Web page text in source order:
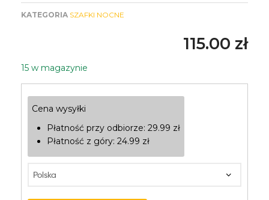
KATEGORIA SZAFKI NOCNE
115.00 zł
15 w magazynie
Cena wysyłki
Płatność przy odbiorze: 29.99 zł
Płatność z góry: 24.99 zł